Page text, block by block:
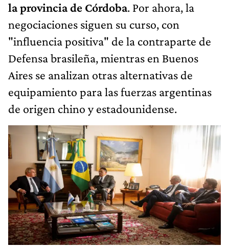
la provincia de Córdoba. Por ahora, la
negociaciones siguen su curso, con
"influencia positiva" de la contraparte de
Defensa brasileña, mientras en Buenos
Aires se analizan otras alternativas de
equipamiento para las fuerzas argentinas
de origen chino y estadounidense.